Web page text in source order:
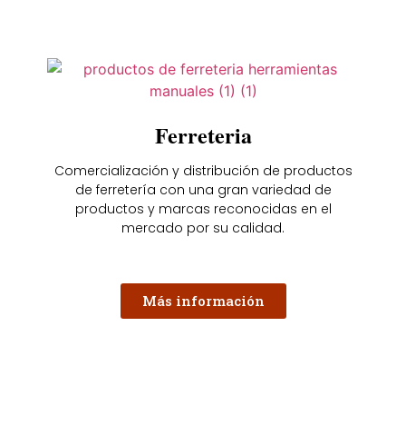
Ferreteria
Comercialización y distribución de productos
de ferretería con una gran variedad de
productos y marcas reconocidas en el
mercado por su calidad.
Más información